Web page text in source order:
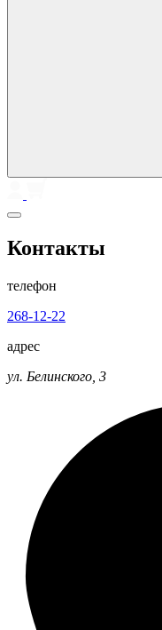
Контакты
телефон
268-12-22
адрес
ул. Белинского, 3